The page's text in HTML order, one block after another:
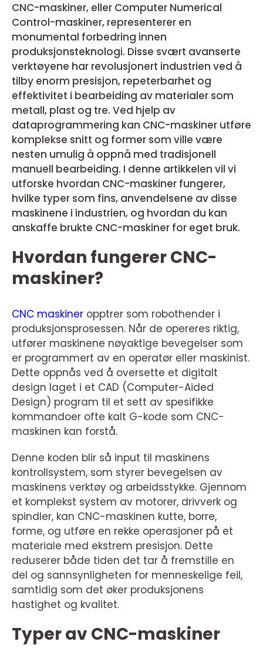
CNC-maskiner, eller Computer Numerical
Control-maskiner, representerer en
monumental forbedring innen
produksjonsteknologi. Disse svært avanserte
verktøyene har revolusjonert industrien ved å
tilby enorm presisjon, repeterbarhet og
effektivitet i bearbeiding av materialer som
metall, plast og tre. Ved hjelp av
dataprogrammering kan CNC-maskiner utføre
komplekse snitt og former som ville være
nesten umulig å oppnå med tradisjonell
manuell bearbeiding. I denne artikkelen vil vi
utforske hvordan CNC-maskiner fungerer,
hvilke typer som fins, anvendelsene av disse
maskinene i industrien, og hvordan du kan
anskaffe brukte CNC-maskiner for eget bruk.
Hvordan fungerer CNC-
maskiner?
CNC maskiner opptrer som robothender i
produksjonsprosessen. Når de opereres riktig,
utfører maskinene nøyaktige bevegelser som
er programmert av en operatør eller maskinist.
Dette oppnås ved å oversette et digitalt
design laget i et CAD (Computer-Aided
Design) program til et sett av spesifikke
kommandoer ofte kalt G-kode som CNC-
maskinen kan forstå.
Denne koden blir så input til maskinens
kontrollsystem, som styrer bevegelsen av
maskinens verktøy og arbeidsstykke. Gjennom
et komplekst system av motorer, drivverk og
spindler, kan CNC-maskinen kutte, borre,
forme, og utføre en rekke operasjoner på et
materiale med ekstrem presisjon. Dette
reduserer både tiden det tar å fremstille en
del og sannsynligheten for menneskelige feil,
samtidig som det øker produksjonens
hastighet og kvalitet.
Typer av CNC-maskiner